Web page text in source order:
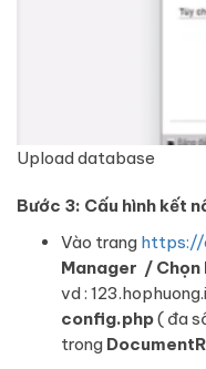
Upload database
Bước 3: Cấu hình kết
Vào trang https://
Manager / Chọn
vd :
config.php( đa
trong